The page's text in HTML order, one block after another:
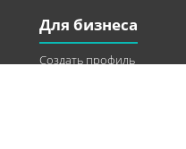
Для бизнеса
Создать профиль